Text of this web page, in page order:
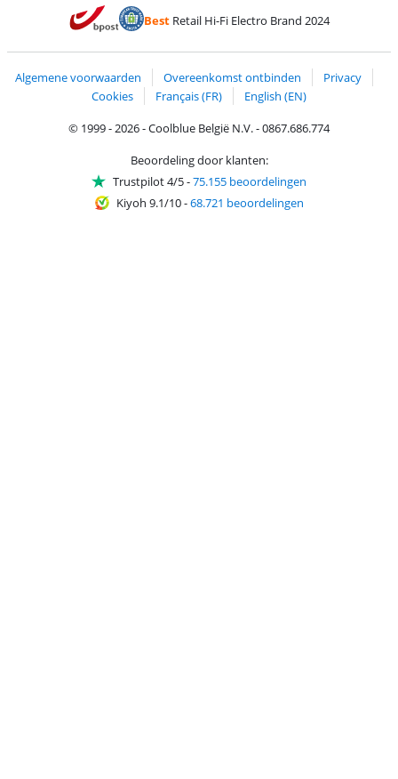
Betalen met Bancontact
Betalen met MasterCard en Visa via ClickToPay
Betalen met PayPal
BestRetail Hi-Fi Electro Brand 2024
Algemene voorwaarden Overeenkomst ontbinden
Privacy
Cookies
Français (FR)
English (EN)
© 1999 - 2026 - Coolblue België N.V. - 0867.686.774
Beoordeling door klanten:
Trustpilot 4/5-75.155 beoordelingen
Kiyoh 9.1/10-68.721 beoordelingen